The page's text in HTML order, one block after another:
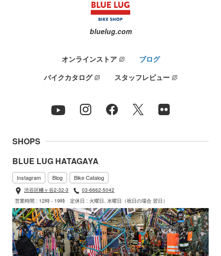
bluelug.com
オンラインストア
ブログ
バイクカタログ
スタッフレビュー
SHOPS
BLUE LUG HATAGAYA
Instagram Blog Bike Catalog
渋谷区幡ヶ谷2-32-3
03-6662-5042
営業時間 : 12時 - 19時
定休日 : 火曜日, 水曜日（祝日の場合 翌日）